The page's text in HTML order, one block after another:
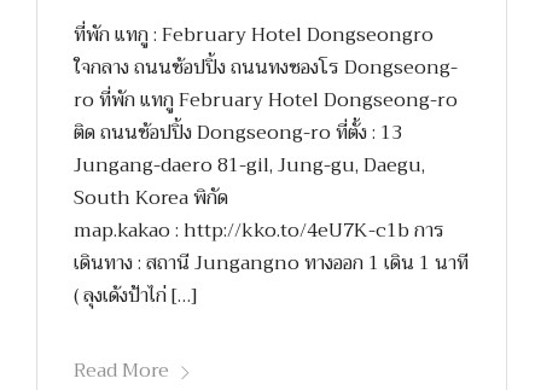
ที่พัก แทกู : February Hotel Dongseongro
ใจกลาง ถนนช้อปปิ้ง ถนนทงซองโร Dongseong-
ro ที่พัก แทกู February Hotel Dongseong-ro
ติด ถนนช้อปปิ้ง Dongseong-ro ที่ตั้ง : 13
Jungang-daero 81-gil, Jung-gu, Daegu,
South Korea พิกัด
map.kakao : http://kko.to/4eU7K-c1b การ
เดินทาง : สถานี Jungangno ทางออก 1 เดิน 1 นาที
( ลุงเด้งป้าไก่ […]
Read More